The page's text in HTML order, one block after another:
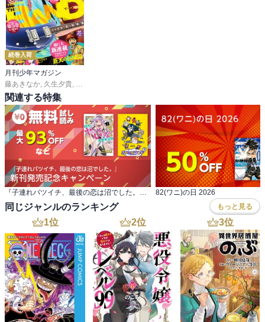
続巻入荷
月刊少年マガジン
藤あきなか, 久生夕貴, 和田あつむ
関連する特集
『子連れバツイチ、最後の恋は沼でした。』 新刊発売記念キャンペーン 82(ワニ)の日 2026
同じジャンルのランキング もっと見る
1位 2位 3位